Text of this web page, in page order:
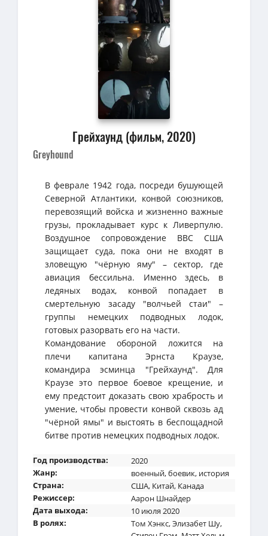
Грейхаунд (фильм, 2020)
Greyhound
В феврале 1942 года, посреди бушующей
Северной Атлантики, конвой союзников,
перевозящий войска и жизненно важные
грузы, прокладывает курс к Ливерпулю.
Воздушное сопровождение ВВС США
защищает суда, пока они не входят в
зловещую "чёрную яму" – сектор, где
авиация бессильна. Именно здесь, в
ледяных водах, конвой попадает в
смертельную засаду "волчьей стаи" –
группы немецких подводных лодок,
готовых разорвать его на части.
Командование обороной ложится на
плечи капитана Эрнста Краузе,
командира эсминца "Грейхаунд". Для
Краузе это первое боевое крещение, и
ему предстоит доказать свою храбрость и
умение, чтобы провести конвой сквозь ад
"чёрной ямы" и выстоять в беспощадной
битве против немецких подводных лодок.
Год производства:
2020
Жанр:
военный,боевик, история
Страна:
США, Китай, Канада
Режиссер:
Аарон Шнайдер
Дата выхода:
10 июля 2020
В ролях:
Том Хэнкс,Элизабет Шу,